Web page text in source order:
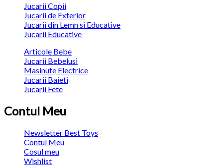
Jucarii Copii
Jucarii de Exterior
Jucarii din Lemn si Educative
Jucarii Educative
Articole Bebe
Jucarii Bebelusi
Masinute Electrice
Jucarii Baieti
Jucarii Fete
Contul Meu
Newsletter Best Toys
Contul Meu
Cosul meu
Wishlist